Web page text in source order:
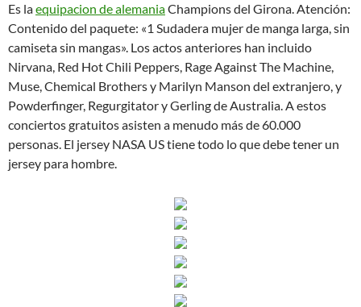
Es laequipacion de alemaniaChampions del Girona. Atención:
Contenido del paquete: «1 Sudadera mujer de manga larga, sin
camiseta sin mangas». Los actos anteriores han incluido
Nirvana, Red Hot Chili Peppers, Rage Against The Machine,
Muse, Chemical Brothers y Marilyn Manson del extranjero, y
Powderfinger, Regurgitator y Gerling de Australia. A estos
conciertos gratuitos asisten a menudo más de 60.000
personas. El jersey NASA US tiene todo lo que debe tener un
jersey para hombre.